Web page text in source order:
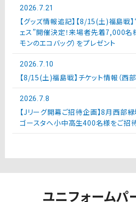
2026.7.21
【グッズ情報追記】【8/15(土)福島戦
ェス”開催決定！来場者先着7,000名
モンのエコバッグ）をプレゼント
2026.7.10
【8/15(土)福島戦】チケット情報（西
2026.7.8
【Jリーグ開幕ご招待企画】8月西部
ゴースタへ小中高生400名様をご招
ユニフォームパ